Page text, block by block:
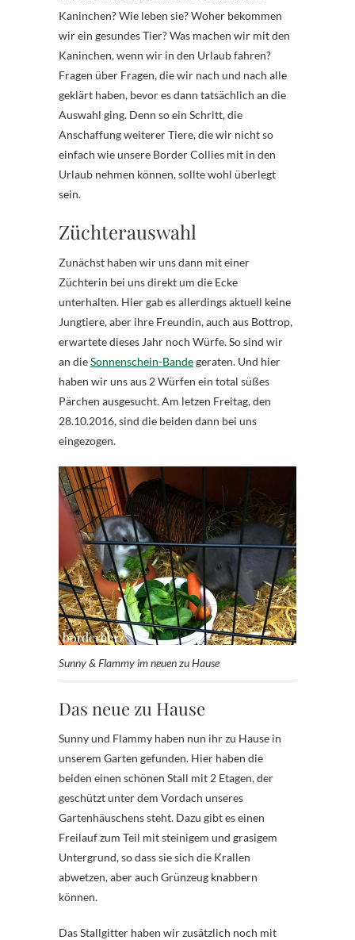
Kaninchen? Wie leben sie? Woher bekommen
wir ein gesundes Tier? Was machen wir mit den
Kaninchen, wenn wir in den Urlaub fahren?
Fragen über Fragen, die wir nach und nach alle
geklärt haben, bevor es dann tatsächlich an die
Auswahl ging. Denn so ein Schritt, die
Anschaffung weiterer Tiere, die wir nicht so
einfach wie unsere Border Collies mit in den
Urlaub nehmen können, sollte wohl überlegt
sein.
Züchterauswahl
Zunächst haben wir uns dann mit einer
Züchterin bei uns direkt um die Ecke
unterhalten. Hier gab es allerdings aktuell keine
Jungtiere, aber ihre Freundin, auch aus Bottrop,
erwartete dieses Jahr noch Würfe. So sind wir
an dieSonnenschein-Bandegeraten. Und hier
haben wir uns aus 2 Würfen ein total süßes
Pärchen ausgesucht. Am letzen Freitag, den
28.10.2016, sind die beiden dann bei uns
eingezogen.
Sunny & Flammy im neuen zu Hause
Das neue zu Hause
Sunny und Flammy haben nun ihr zu Hause in
unserem Garten gefunden. Hier haben die
beiden einen schönen Stall mit 2 Etagen, der
geschützt unter dem Vordach unseres
Gartenhäuschens steht. Dazu gibt es einen
Freilauf zum Teil mit steinigem und grasigem
Untergrund, so dass sie sich die Krallen
abwetzen, aber auch Grünzeug knabbern
können.
Das Stallgitter haben wir zusätzlich noch mit